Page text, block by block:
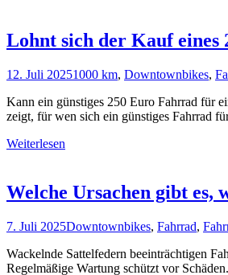
Lohnt sich der Kauf eines
12. Juli 20251000 km, Downtownbikes,
Kann ein günstiges 250 Euro Fahrrad für
zeigt, für wen sich ein günstiges Fahrrad
Weiterlesen
Welche Ursachen gibt es,
7. Juli 2025Downtownbikes, Fahrrad,
Wackelnde Sattelfedern beeinträchtigen
Regelmäßige Wartung schützt vor Schäden.